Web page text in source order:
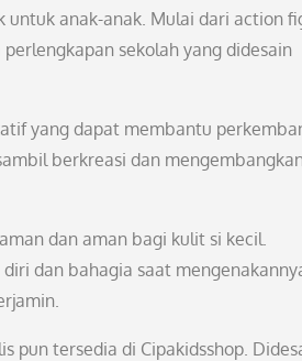
untuk anak-anak. Mulai dari action
sekolah yang didesain
yang dapat membantu
berkreasi dan
dan aman bagi kulit si kecil.
dan bahagia saat
pun tersedia di Cipakidsshop.